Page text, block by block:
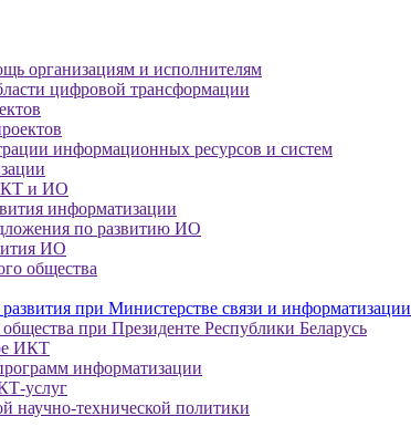
организациям и исполнителям
цифровой трансформации
информационных ресурсов и систем
и ИО
информатизации
по развитию ИО
ИО
общества
при Министерстве связи и информатизации
при Президенте Республики Беларусь
ИКТ
информатизации
услуг
научно-технической политики